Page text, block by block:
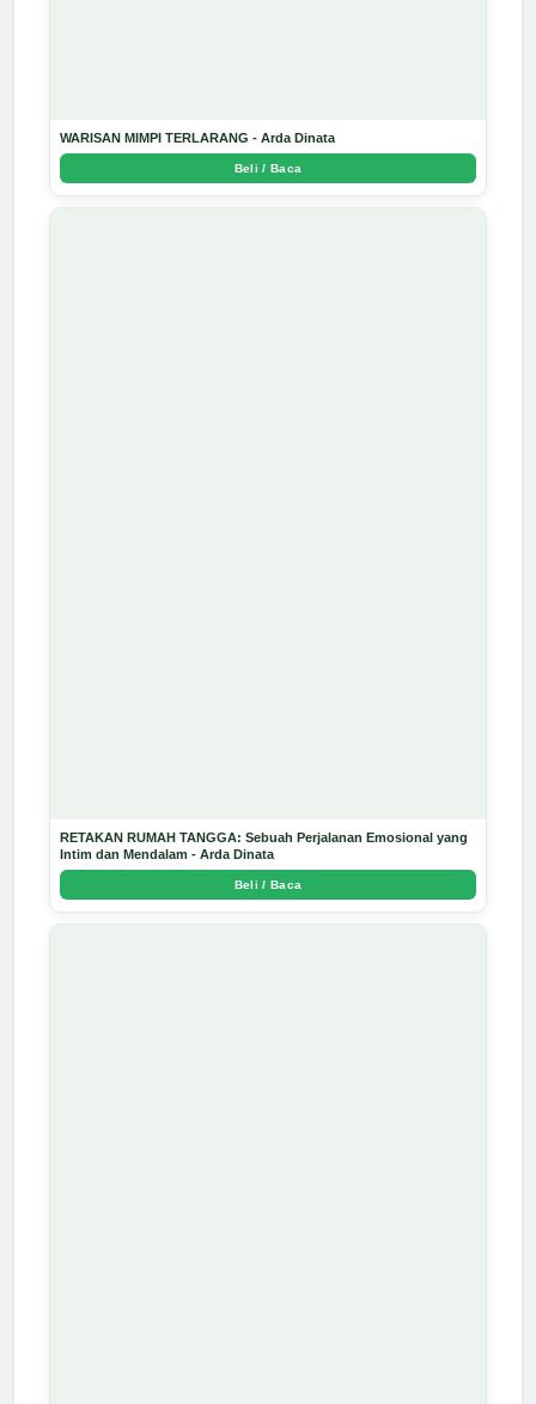
WARISAN MIMPI TERLARANG - Arda Dinata
Beli / Baca
RETAKAN RUMAH TANGGA: Sebuah Perjalanan Emosional yang
Intim dan Mendalam - Arda Dinata
Beli / Baca